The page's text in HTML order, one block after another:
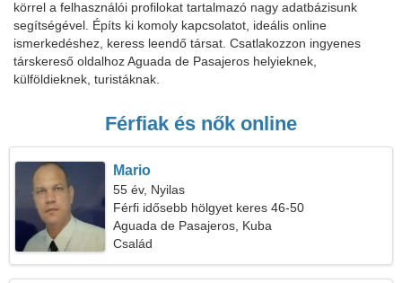
körrel a felhasználói profilokat tartalmazó nagy adatbázisunk
segítségével. Építs ki komoly kapcsolatot, ideális online
ismerkedéshez, keress leendő társat. Csatlakozzon ingyenes
társkereső oldalhoz Aguada de Pasajeros helyieknek,
külföldieknek, turistáknak.
Férfiak és nők online
Mario
55 év, Nyilas
Férfi idősebb hölgyet keres 46-50
Aguada de Pasajeros, Kuba
Család